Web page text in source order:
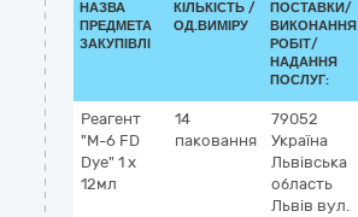
НАЗВА
ПРЕДМЕТА
ЗАКУПІВЛІ
КІЛЬКІСТЬ /
ОД.ВИМІРУ
ПОСТАВКИ/
ВИКОНАННЯ
РОБІТ/
НАДАННЯ
ПОСЛУГ:
Реагент
"M-6 FD
Dye" 1 х
12мл
14
паковання
79052
Україна
Львівська
область
Львів вул.